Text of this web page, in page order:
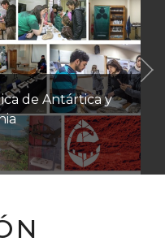
de Antártica y